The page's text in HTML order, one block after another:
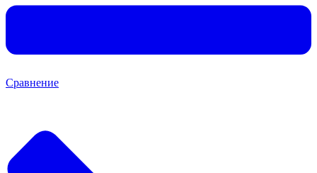
Сравнение